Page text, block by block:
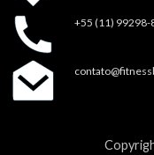
+55 (11) 99298-